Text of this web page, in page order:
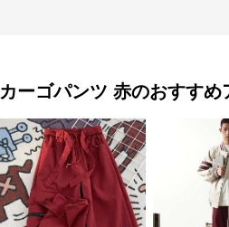
カーゴパンツ 赤のおすすめ